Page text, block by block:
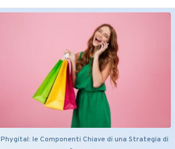
Phygital: le Componenti Chiave di una Strategia di